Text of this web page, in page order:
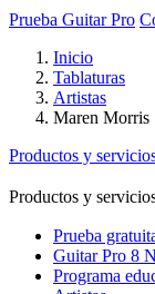
Prueba Guitar Pro
Inicio
Tablaturas
Artistas
Maren Morris
Productos y
Productos y
Prueba
Guitar Pro 8
Programa